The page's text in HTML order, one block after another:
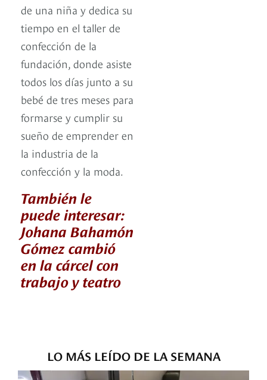
de una niña y dedica su
tiempo en el taller de
confección de la
fundación, donde asiste
todos los días junto a su
bebé de tres meses para
formarse y cumplir su
sueño de emprender en
la industria de la
confección y la moda.
También le
puede interesar:
Johana Bahamón
Gómez cambió
en la cárcel con
trabajo y teatro
LO MÁS LEÍDO DE LA SEMANA